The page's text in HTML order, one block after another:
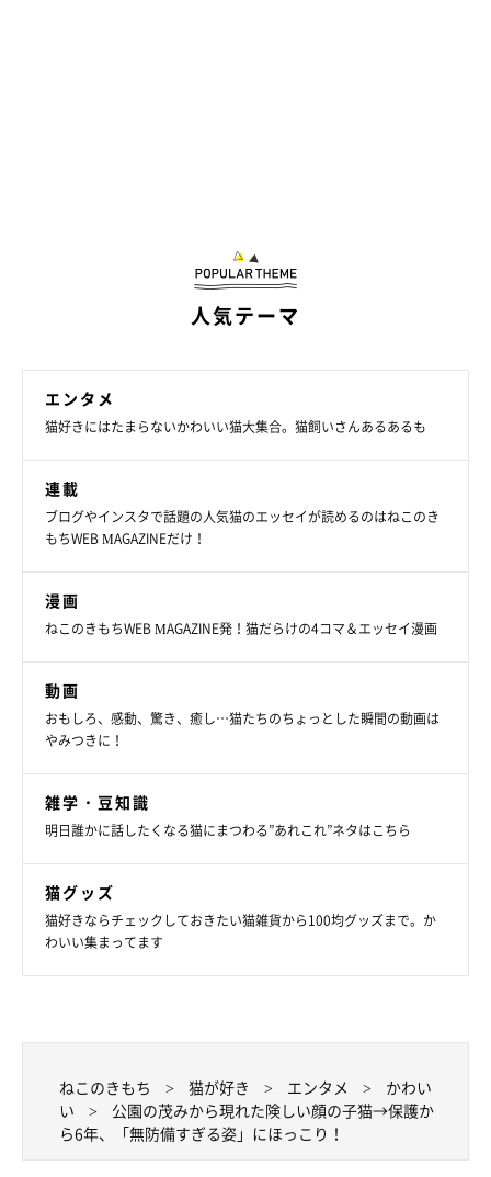
@oponpontotonton
す」と話す飼い主さん。
自分の可愛さをわかってる？ 飼い主の足元で
「ヘソ天&バンザイポーズ」をする元保護猫があ
ざとい！
カーペットの上で「ヘソ天&バンザイポーズ」をしているのは、
X（旧Twitter）ユーザー@oponpontotontonさんの愛猫・トトちゃ
める様子が可愛らしい！ 撮影エピソードなど、飼い主さんに話を
写真提供・取材協力／
取材・文／雨宮カイ
※この記事は投稿者さまに取材し、了承の上制作したものです。
2025年9月時点の情報であり、現在と異なる場合があります。
人気テーマ
エンタメ
猫好きにはたまらないかわいい猫大集合。猫飼いさんあるあるも
連載
ブログやインスタで話題の人気猫のエッセイが読めるのはねこのき
もちWEB MAGAZINEだけ！
漫画
ねこのきもちWEB MAGAZINE発！猫だらけの4コマ＆エッセイ漫画
動画
おもしろ、感動、驚き、癒し…猫たちのちょっとした瞬間の動画は
やみつきに！
雑学・豆知識
明日誰かに話したくなる猫にまつわる”あれこれ”ネタはこちら
猫グッズ
猫好きならチェックしておきたい猫雑貨から100均グッズまで。か
わいい集まってます
ねこのきもち 猫が好き エンタメ
かわい
い
公園の茂みから現れた険しい顔の子猫→保護か
ら6年、「無防備すぎる姿」にほっこり！